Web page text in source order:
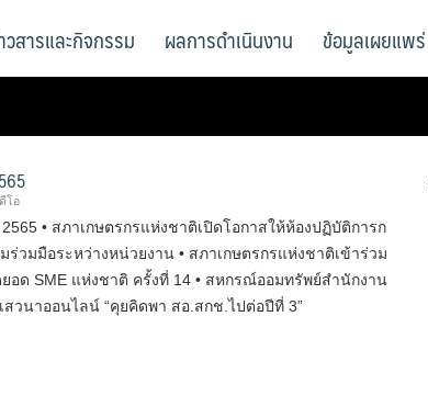
วสารและกิจกรรม ผลการดำเนินงาน ข้อมูลเผยแพร่
โอ
• สภาเกษตรกรแห่งชาติเปิดโอกาสให้ห้องปฏิบัติการก
ร่วมมือระหว่างหน่วยงาน • สภาเกษตรกรแห่งชาติเข้าร่วม
อด SME แห่งชาติ ครั้งที่ 14 • สหกรณ์ออมทรัพย์สำนักงาน
สวนาออนไลน์ “คุยคิดพา สอ.สกช.ไปต่อปีที่ 3”